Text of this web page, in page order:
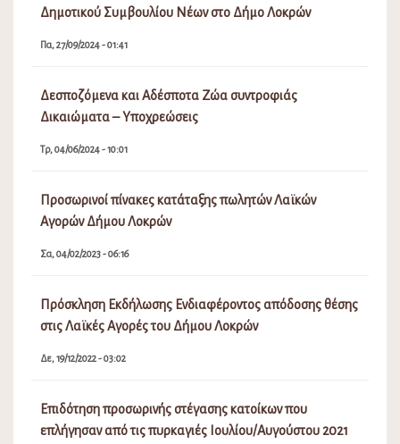
Δημοτικού Συμβουλίου Νέων στο Δήμο Λοκρών
Πα, 27/09/2024 - 01:41
Δεσποζόμενα και Αδέσποτα Ζώα συντροφιάς
Δικαιώματα – Υποχρεώσεις
Τρ, 04/06/2024 - 10:01
Προσωρινοί πίνακες κατάταξης πωλητών Λαϊκών
Αγορών Δήμου Λοκρών
Σα, 04/02/2023 - 06:16
Πρόσκληση Εκδήλωσης Ενδιαφέροντος απόδοσης θέσης
στις Λαϊκές Αγορές του Δήμου Λοκρών
Δε, 19/12/2022 - 03:02
Επιδότηση προσωρινής στέγασης κατοίκων που
επλήγησαν από τις πυρκαγιές Ιουλίου/Αυγούστου 2021